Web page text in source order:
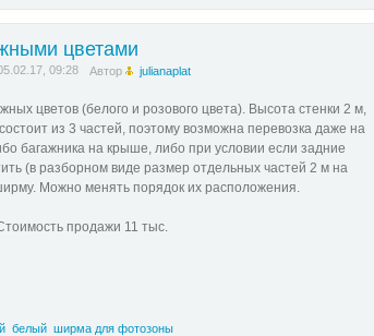
цветами
09:28 Автор julianaplat
цветов (белого и розового цвета). Высота стенки 2 м,
из 3 частей, поэтому возможна перевозка даже на
багажника на крыше, либо при условии если задние
(в разборном виде размер отдельных частей 2 м на
Можно менять порядок их расположения.
продажи 11 тыс.
белый ширма для фотозоны